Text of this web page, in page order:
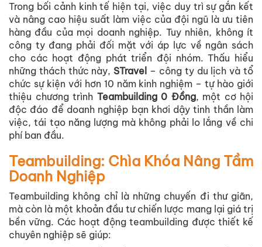
Trong bối cảnh kinh tế hiện tại, việc duy trì sự gắn kết
và nâng cao hiệu suất làm việc của đội ngũ là ưu tiên
hàng đầu của mọi doanh nghiệp. Tuy nhiên, không ít
công ty đang phải đối mặt với áp lực về ngân sách
cho các hoạt động phát triển đội nhóm. Thấu hiểu
những thách thức này, STravel – công ty du lịch và tổ
chức sự kiện với hơn 10 năm kinh nghiệm – tự hào giới
thiệu chương trình Teambuilding 0 Đồng, một cơ hội
độc đáo để doanh nghiệp bạn khơi dậy tinh thần làm
việc, tái tạo năng lượng mà không phải lo lắng về chi
phí ban đầu.
Teambuilding: Chìa Khóa Nâng Tầm
Doanh Nghiệp
Teambuilding không chỉ là những chuyến đi thư giãn,
mà còn là một khoản đầu tư chiến lược mang lại giá trị
bền vững. Các hoạt động teambuilding được thiết kế
chuyên nghiệp sẽ giúp: